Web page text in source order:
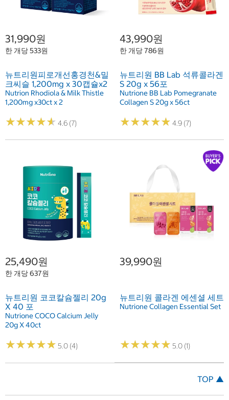
31,990원
한 개당 533원
뉴트리원피로개선홍경천&밀
크씨슬 1,200mg x 30캡슐x2
Nutrion Rhodiola & Milk Thistle
1,200mg x30ct x 2
★★★★★
★★★★★ 4.6 (7)
43,990원
한 개당 786원
뉴트리원 BB Lab 석류콜라겐
S 20g x 56포
Nutrione BB Lab Pomegranate
Collagen S 20g x 56ct
★★★★★
★★★★★ 4.9 (7)
25,490원
한 개당 637원
뉴트리원 코코칼슘젤리 20g
X 40 포
Nutrione COCO Calcium Jelly
20g X 40ct
★★★★★
★★★★★ 5.0 (4)
39,990원
뉴트리원 콜라겐 에센셜 세트
Nutrione Collagen Essential Set
★★★★★
★★★★★ 5.0 (1)
TOP ▲